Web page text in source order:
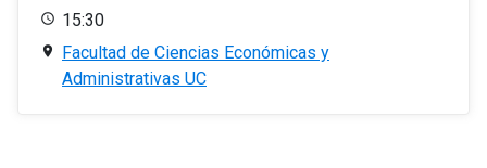
15:30
Facultad de Ciencias Económicas y
Administrativas UC